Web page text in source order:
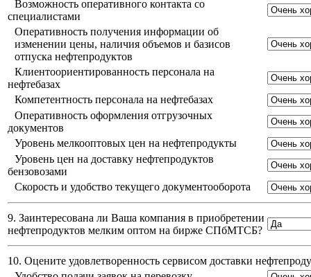
Возможность оперативного контакта со
специалистами
Оперативность получения информации об
изменении цены, наличия объемов и базисов
отпуска нефтепродуктов
Клиентоориентированность персонала на
нефтебазах
Компетентность персонала на нефтебазах
Оперативность оформления отгрузочных
документов
Уровень мелкооптовых цен на нефтепродукты
Уровень цен на доставку нефтепродуктов
бензовозами
Скорость и удобство текущего документооборота
9. Заинтересована ли Ваша компания в приобретении
нефтепродуктов мелким оптом на бирже СПбМТСБ?
10. Оцените удовлетворенность сервисом доставки